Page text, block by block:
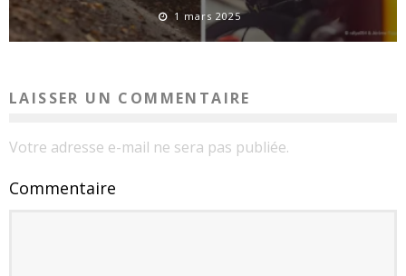
1 mars 2025
LAISSER UN COMMENTAIRE
Votre adresse e-mail ne sera pas publiée.
Commentaire